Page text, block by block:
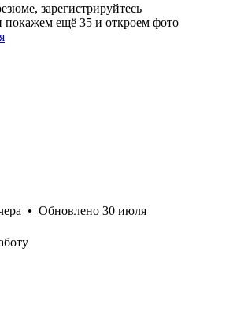
зарегистрируйтесь
покажем ещё 35 и откроем фото
• Обновлено 30 июля